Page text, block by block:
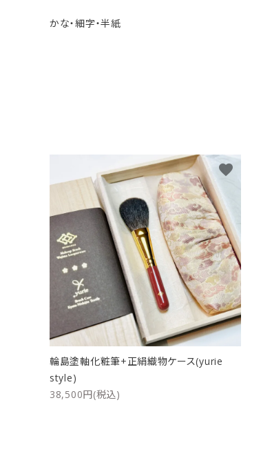
かな・細字・半紙
輪島塗軸化粧筆+正絹織物ケース(yurie
style)
38,500円(税込)
favorite